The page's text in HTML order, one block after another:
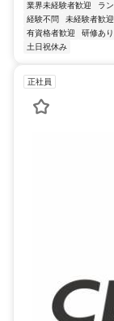
業界未経験者歓迎 ラ
経験不問
未経験者歓迎
有資格者歓迎
研修あり
土日祝休み
正社員